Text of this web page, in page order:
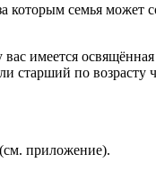
семья может
имеется
по возрасту
приложение).